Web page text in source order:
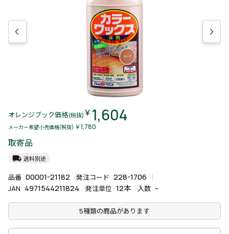
オレンジブック価格(税抜) ￥ 1,604
メーカー希望小売価格(税抜) ￥1,780
取寄品
local_shipping 送料別途
品番 00001-21182 発注コード 228-1706
JAN 4971544211824 発注単位 12本 入数 -
5種類の商品があります